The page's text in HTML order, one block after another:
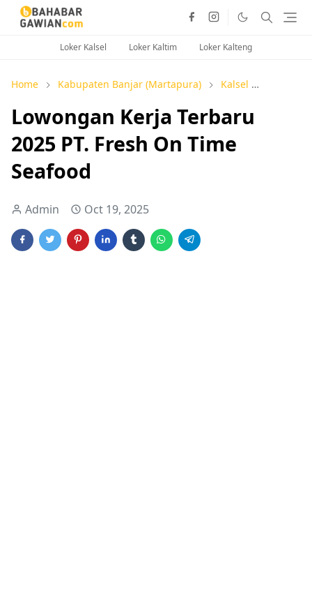
Loker Kalsel Loker Kaltim Loker Kalteng
Home Kabupaten Banjar (Martapura) Kalsel
Lowongan Kerja Terbaru
2025 PT. Fresh On Time
Seafood
Admin Oct 19, 2025